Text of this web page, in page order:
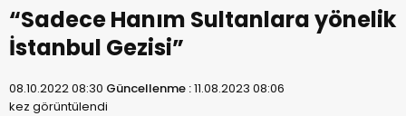
“Sadece Hanım Sultanlara yönelik
İstanbul Gezisi”
08.10.2022 08:30 Güncellenme :11.08.2023 08:06
kez görüntülendi